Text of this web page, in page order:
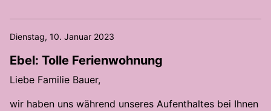
Dienstag, 10. Januar 2023
Ebel: Tolle Ferienwohnung
Liebe Familie Bauer,
wir haben uns während unseres Aufenthaltes bei Ihnen